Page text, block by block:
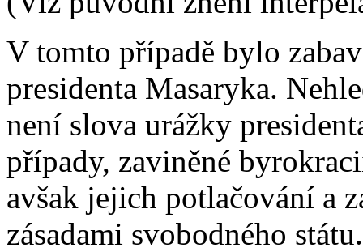
V tomto případě bylo
presidenta Masaryka.
není slova urážky
případy, zaviněné
avšak jejich potlačování a
zásadami svobodného státu.